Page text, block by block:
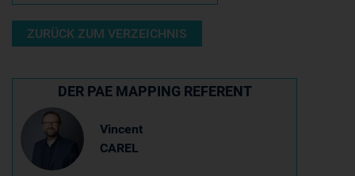
ZURÜCK ZUM VERZEICHNIS
DER PAE MAPPING REFERENT
Vincent
CAREL